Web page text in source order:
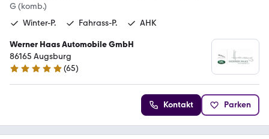
G (komb.)
Winter-P.
Fahrass-P. AHK
Werner Haas Automobile GmbH
86165 Augsburg
4.8 Sterne
(65)
Kontakt Parken